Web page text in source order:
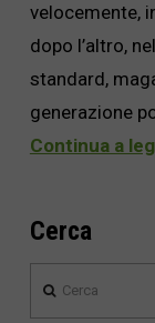
velocemente,
dopo l’altro,
standard,
generazione
Continua a
Cerca